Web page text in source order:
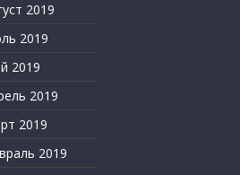
2019
2019
2019
2019
2019
2019